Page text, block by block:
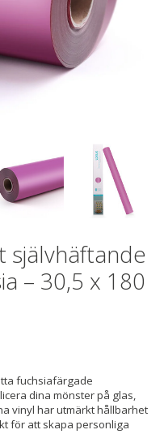
självhäftande
– 30,5 x 180
fuchsiafärgade
dina mönster på glas,
vinyl har utmärkt hållbarhet
för att skapa personliga